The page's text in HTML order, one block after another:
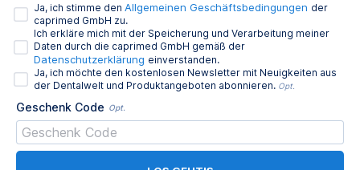
Ja, ich stimme den Allgemeinen Geschäftsbedingungen der
caprimed GmbH zu.
Ich erkläre mich mit der Speicherung und Verarbeitung meiner
Daten durch die caprimed GmbH gemäß der
Datenschutzerklärung einverstanden.
Ja, ich möchte den kostenlosen Newsletter mit Neuigkeiten aus
der Dentalwelt und Produktangeboten abonnieren. Opt.
Geschenk Code Opt.